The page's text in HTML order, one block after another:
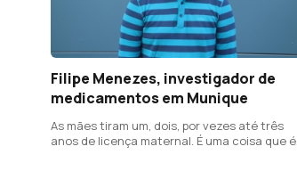
Filipe Menezes, investigador de
medicamentos em Munique
As mães tiram um, dois, por vezes até três
anos de licença maternal. É uma coisa que é